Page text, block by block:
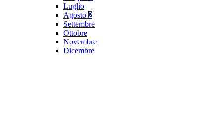
Luglio
Agosto 2
Settembre
Ottobre
Novembre
Dicembre